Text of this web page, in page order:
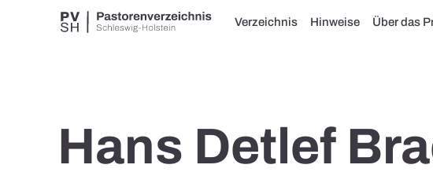
Verzeichnis Hinweise Über das
Hans Detlef